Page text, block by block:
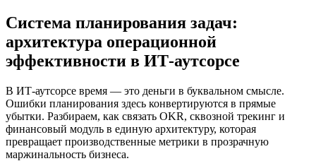
Система планирования задач:
архитектура операционной
эффективности в ИТ-аутсорсе
В ИТ-аутсорсе время — это деньги в буквальном смысле.
Ошибки планирования здесь конвертируются в прямые
убытки. Разбираем, как связать OKR, сквозной трекинг и
финансовый модуль в единую архитектуру, которая
превращает производственные метрики в прозрачную
маржинальность бизнеса.